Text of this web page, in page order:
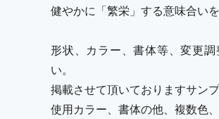
健やかに「繁栄」する意味合い
形状、カラー、書体等、変更
い。
掲載させて頂いておりますサン
使用カラー、書体の他、複数色